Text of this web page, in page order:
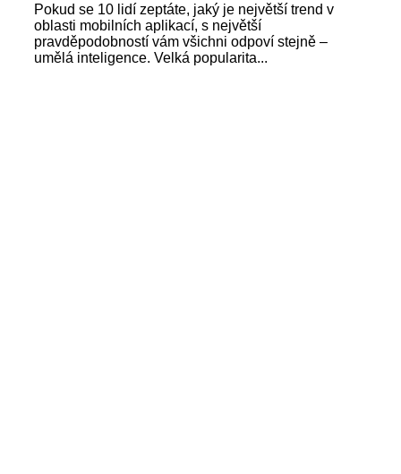
Pokud se 10 lidí zeptáte, jaký je největší trend v
oblasti mobilních aplikací, s největší
pravděpodobností vám všichni odpoví stejně –
umělá inteligence. Velká popularita...